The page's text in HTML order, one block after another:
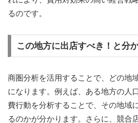
るのです。
この地方に出店すべき！と分
商圏分析を活用することで、どの地
になります。例えば、ある地方の人
費行動を分析することで、その地域
るのかが分かります。さらに、競合